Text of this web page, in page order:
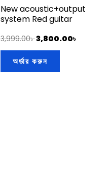
New acoustic+output
system Red guitar
3,999.00৳3,800.00৳
অর্ডার করুন